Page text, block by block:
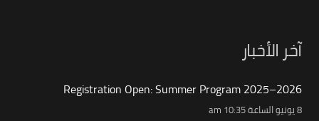
آخر الأخبار
Registration Open: Summer Program 2025–2026
8 يونيو الساعة 10:35 am